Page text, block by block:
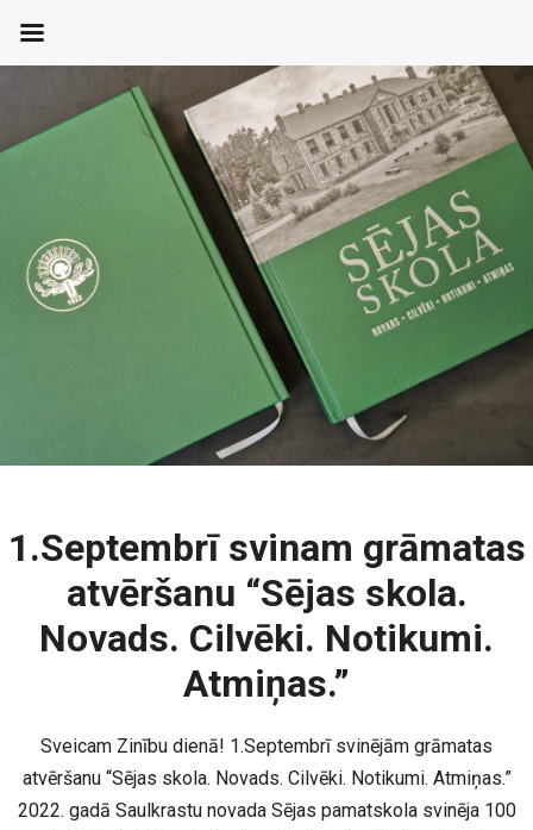
1.Septembrī svinam grāmatas
atvēršanu “Sējas skola.
Novads. Cilvēki. Notikumi.
Atmiņas.”
Sveicam Zinību dienā! 1.Septembrī svinējām grāmatas
atvēršanu “Sējas skola. Novads. Cilvēki. Notikumi. Atmiņas.”
2022. gadā Saulkrastu novada Sējas pamatskola svinēja 100